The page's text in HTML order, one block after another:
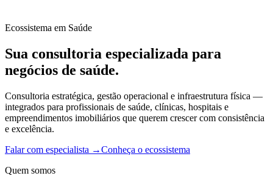
Ecossistema em Saúde
Sua consultoria especializada para
negócios de saúde.
Consultoria estratégica, gestão operacional e infraestrutura física —
integrados para profissionais de saúde, clínicas, hospitais e
empreendimentos imobiliários que querem crescer com consistência
e excelência.
Falar com especialista →Conheça o ecossistema
Quem somos